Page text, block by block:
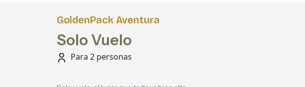
GoldenPack Aventura
Solo Vuelo
Para 2 personas